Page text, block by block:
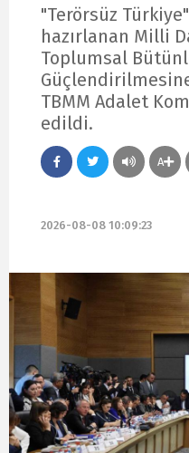
"Terörsüz
hazırlanan Milli
Toplumsal
TBMM Adalet
edildi.
A
2026-08-08 10:09:23